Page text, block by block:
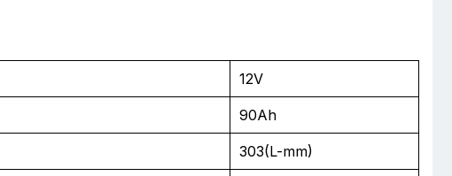
12V
90Ah
303(L-mm)